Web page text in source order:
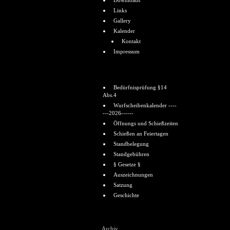
Links
Gallery
Kalender
Kontakt
Impressum
Bedürfnisprüfung §14
Abs.4
Wurfscheibenkalender ----
---2026------
Öffnungs und Schießzeiten
Schießen an Feiertagen
Standbelegung
Standgebühren
§ Gesetze §
Auszeichnungen
Satzung
Geschichte
Archiv